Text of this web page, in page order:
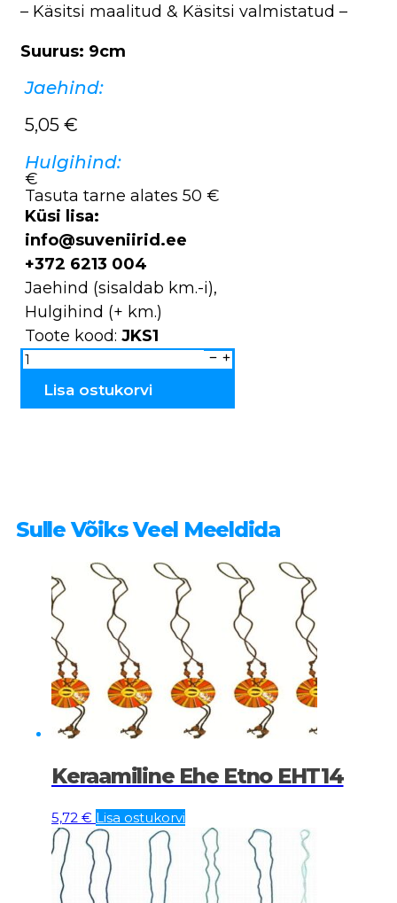
– Käsitsi maalitud & Käsitsi valmistatud –
Suurus: 9cm
Jaehind:
5,05 €
Hulgihind:
€
Tasuta tarne alates 50 €
Küsi lisa:
info@suveniirid.ee
+372 6213 004
Jaehind (sisaldab km.-i),
Hulgihind (+ km.)
Toote kood: JKS1
Kelluke
looduspildiga
JKS1
Lisa ostukorvi
Sulle Võiks Veel Meeldida
Keraamiline Ehe Etno EHT14
5,72 € Lisa ostukorvi